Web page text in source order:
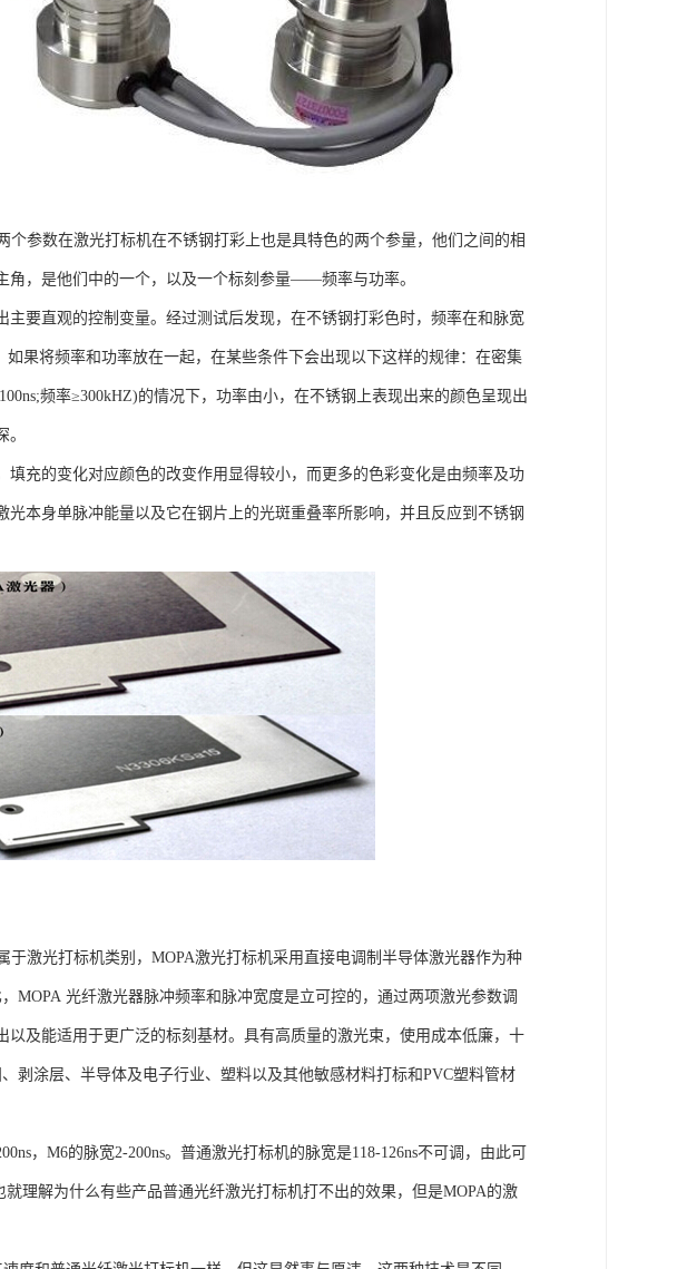
参数在激光打标机在不锈钢打彩上也是具特色的两个参量，他们之间的相
角，是他们中的一个，以及一个标刻参量——频率与功率。
要直观的控制变量。经过测试后发现，在不锈钢打彩色时，频率在和脉宽
果将频率和功率放在一起，在某些条件下会出现以下这样的规律：在密集
频率≥300kHZ)的情况下，功率由小，在不锈钢上表现出来的颜色呈现出
充的变化对应颜色的改变作用显得较小，而更多的色彩变化是由频率及功
本身单脉冲能量以及它在钢片上的光斑重叠率所影响，并且反应到不锈钢
激光打标机类别，MOPA激光打标机采用直接电调制半导体激光器作为种
MOPA 光纤激光器脉冲频率和脉冲宽度是立可控的，通过两项激光参数调
及能适用于更广泛的标刻基材。具有高质量的激光束，使用成本低廉，十
剥涂层、半导体及电子行业、塑料以及其他敏感材料打标和PVC塑料管材
，M6的脉宽2-200ns。普通激光打标机的脉宽是118-126ns不可调，由此可
理解为什么有些产品普通光纤激光打标机打不出的效果，但是MOPA的激